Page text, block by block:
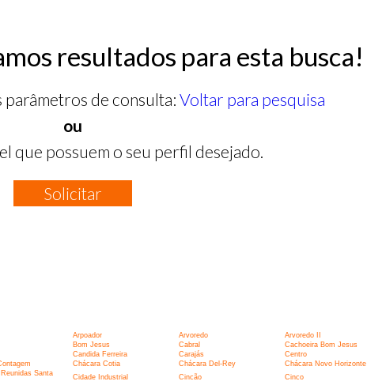
resultados para esta busca!
de consulta: Voltar para pesquisa
ou
que possuem o seu perfil desejado.
Solicitar
Arpoador Arvoredo Arvoredo II
Bom Jesus Cabral Cachoeira Bom Jesus
Candida Ferreira Carajás Centro
Chácara Cotia Chácara Del-Rey Chácara Novo Horizonte
Santa
Cidade Industrial Cincão Cinco